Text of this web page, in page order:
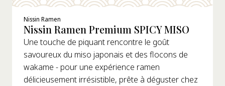
Nissin Ramen
Nissin Ramen Premium SPICY MISO
Une touche de piquant rencontre le goût
savoureux du miso japonais et des flocons de
wakame - pour une expérience ramen
délicieusement irrésistible, prête à déguster chez